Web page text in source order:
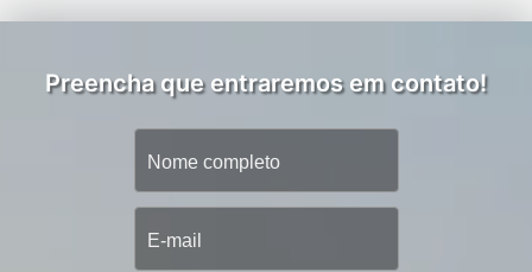
Preencha que entraremos em contato!